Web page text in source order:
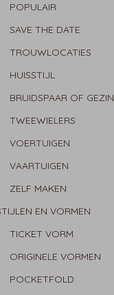
POPULAIR
SAVE THE DATE
TROUWLOCATIES
HUISSTIJL
BRUIDSPAAR OF GEZIN
TWEEWIELERS
VOERTUIGEN
VAARTUIGEN
ZELF MAKEN
EN VORMEN
TICKET VORM
ORIGINELE VORMEN
POCKETFOLD